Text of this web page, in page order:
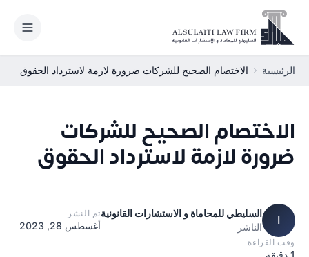
انتقل إلى المحتوى
الرئيسية الاختصام الصحيح للشركات ضرورة لازمة لاسترداد الحقوق
الاختصام الصحيح للشركات
ضرورة لازمة لاسترداد الحقوق
ا
السليطي للمحاماة و الاستشارات القانونية
الناشر
تم النشر
أغسطس 28, 2023
وقت القراءة
1 دقيقة
الرئيسية
مجالات الممارسة
فريق العمل